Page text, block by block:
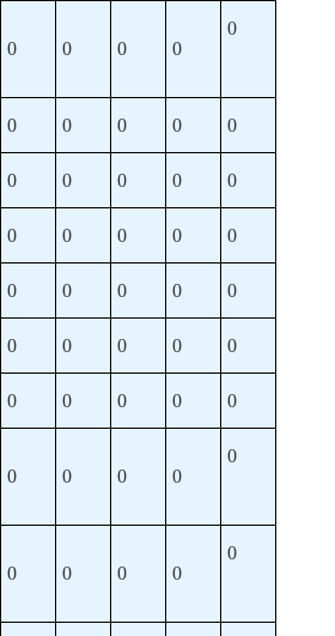
0 0 0 0
0
0 0 0 0 0
0 0 0 0 0
0 0 0 0 0
0 0 0 0 0
0 0 0 0 0
0 0 0 0 0
0 0 0 0
0
0 0 0 0
0